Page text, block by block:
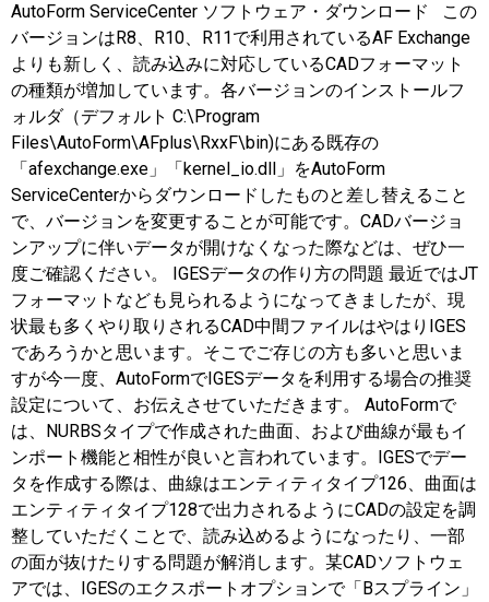
AutoForm ServiceCenter ソフトウェア・ダウンロード この
バージョンはR8、R10、R11で利用されているAF Exchange
よりも新しく、読み込みに対応しているCADフォーマット
の種類が増加しています。各バージョンのインストールフ
ォルダ（デフォルト C:\Program
Files\AutoForm\AFplus\RxxF\bin)にある既存の
「afexchange.exe」「kernel_io.dll」をAutoForm
ServiceCenterからダウンロードしたものと差し替えること
で、バージョンを変更することが可能です。CADバージョ
ンアップに伴いデータが開けなくなった際などは、ぜひ一
度ご確認ください。 IGESデータの作り方の問題 最近ではJT
フォーマットなども見られるようになってきましたが、現
状最も多くやり取りされるCAD中間ファイルはやはりIGES
であろうかと思います。そこでご存じの方も多いと思いま
すが今一度、AutoFormでIGESデータを利用する場合の推奨
設定について、お伝えさせていただきます。 AutoFormで
は、NURBSタイプで作成された曲面、および曲線が最もイ
ンポート機能と相性が良いと言われています。IGESでデー
タを作成する際は、曲線はエンティティタイプ126、曲面は
エンティティタイプ128で出力されるようにCADの設定を調
整していただくことで、読み込めるようになったり、一部
の面が抜けたりする問題が解消します。某CADソフトウェ
アでは、IGESのエクスポートオプションで「Bスプライン」